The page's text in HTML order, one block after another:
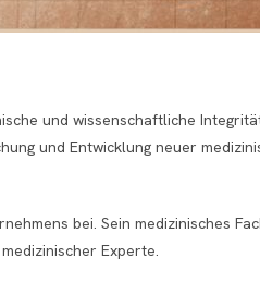
und wissenschaftliche
und Entwicklung neuer
bei. Sein medizinisches
Experte.